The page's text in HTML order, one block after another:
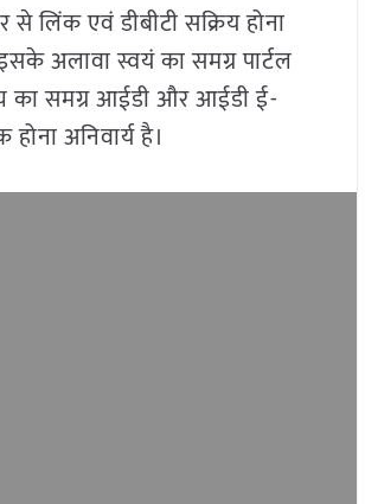
लिंक एवं डीबीटी सक्रिय होना
इसके अलावा स्वयं का समग्र पार्टल
का समग्र आईडी और आईडी ई-
अनिवार्य है।